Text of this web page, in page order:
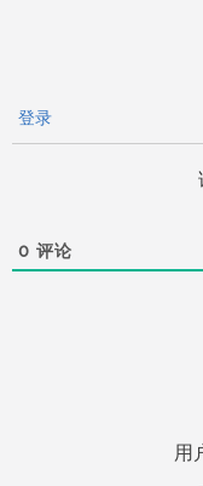
登录
0 评论
用